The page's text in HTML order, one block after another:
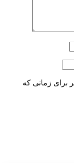
برای زمانی که